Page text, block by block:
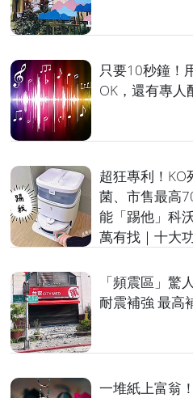
只要10秒鐘！
OK，還有專人
超狂專利！KO
菌、市售最高
能「踢他」科
萬有找｜十大
「頻震區」驚
耐震補強 最高
一堆紙上富翁